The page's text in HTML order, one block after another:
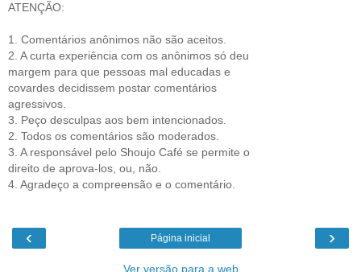
ATENÇÃO:
1. Comentários anônimos não são aceitos.
2. A curta experiência com os anônimos só deu
margem para que pessoas mal educadas e
covardes decidissem postar comentários
agressivos.
3. Peço desculpas aos bem intencionados.
2. Todos os comentários são moderados.
3. A responsável pelo Shoujo Café se permite o
direito de aprova-los, ou, não.
4. Agradeço a compreensão e o comentário.
‹ ›
Página inicial
Ver versão para a web